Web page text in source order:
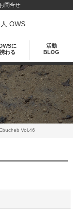
お問合せ
OWS
に
携わる
活動
BLOG
Vol.46